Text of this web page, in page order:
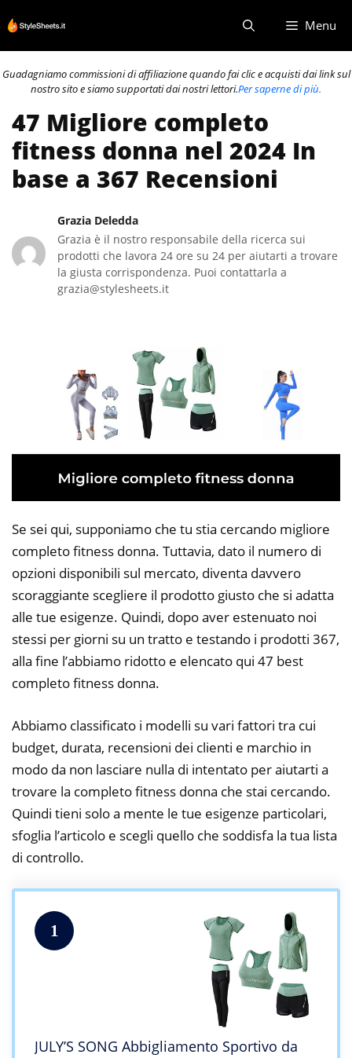
al
contenuto
Menu
Guadagniamo commissioni di affiliazione quando fai clic e acquisti dai link sul
nostro sito e siamo supportati dai nostri lettori.Per saperne di più.
47 Migliore completo
fitness donna nel 2024 In
base a 367 Recensioni
Grazia Deledda
Grazia è il nostro responsabile della ricerca sui
prodotti che lavora 24 ore su 24 per aiutarti a trovare
la giusta corrispondenza. Puoi contattarla a
grazia@stylesheets.it
Se sei qui, supponiamo che tu stia cercando migliore
completo fitness donna. Tuttavia, dato il numero di
opzioni disponibili sul mercato, diventa davvero
scoraggiante scegliere il prodotto giusto che si adatta
alle tue esigenze. Quindi, dopo aver estenuato noi
stessi per giorni su un tratto e testando i prodotti 367,
alla fine l’abbiamo ridotto e elencato qui 47 best
completo fitness donna.
Abbiamo classificato i modelli su vari fattori tra cui
budget, durata, recensioni dei clienti e marchio in
modo da non lasciare nulla di intentato per aiutarti a
trovare la completo fitness donna che stai cercando.
Quindi tieni solo a mente le tue esigenze particolari,
sfoglia l’articolo e scegli quello che soddisfa la tua lista
di controllo.
1
JULY’S SONG Abbigliamento Sportivo da